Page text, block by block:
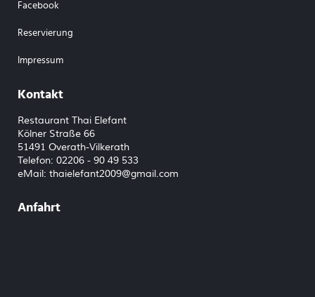
Facebook
Reservierung
Impressum
Kontakt
Restaurant Thai Elefant
Kölner Straße 66
51491 Overath-Vilkerath
Telefon: 02206 - 90 49 533
eMail: thaielefant2009@gmail.com
Anfahrt